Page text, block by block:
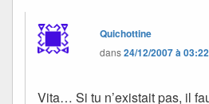
Quichottine
dans24/12/2007 à 03:22
Vita… Si tu n’existait pas, il